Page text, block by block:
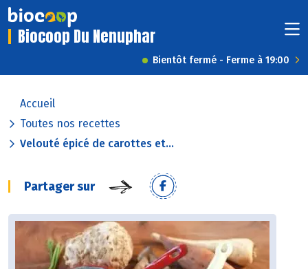
Biocoop Du Nenuphar
Bientôt fermé - Ferme à 19:00
Accueil
Toutes nos recettes
Velouté épicé de carottes et...
Partager sur